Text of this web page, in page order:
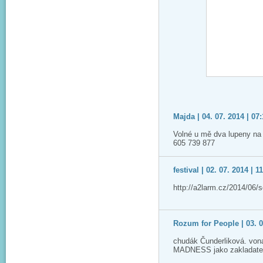
Majda | 04. 07. 2014 |
Volné u mě dva lupeny
605 739 877
festival | 02. 07. 2014 |
http://a2larm.cz/2014/06/
Rozum for People | 03.
chudák Čunderliková.
MADNESS jako